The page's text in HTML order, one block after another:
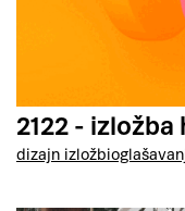
2122 -
dizajn izložbi